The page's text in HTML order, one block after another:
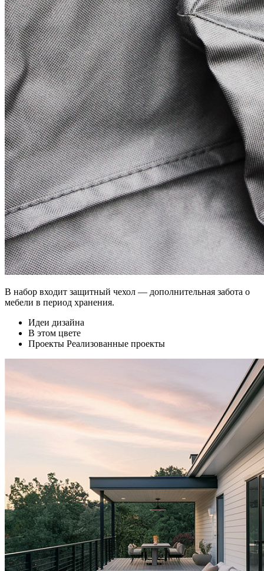
В набор входит защитный чехол — дополнительная забота о
мебели в период хранения.
Идеи дизайна
В этом цвете
Проекты Реализованные проекты